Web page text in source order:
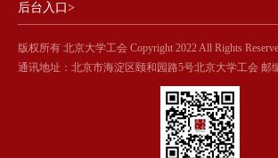
后台入口>
版权所有 北京大学工会 Copyright 2022 All Rights
通讯地址：北京市海淀区颐和园路5号北京大学工会 邮